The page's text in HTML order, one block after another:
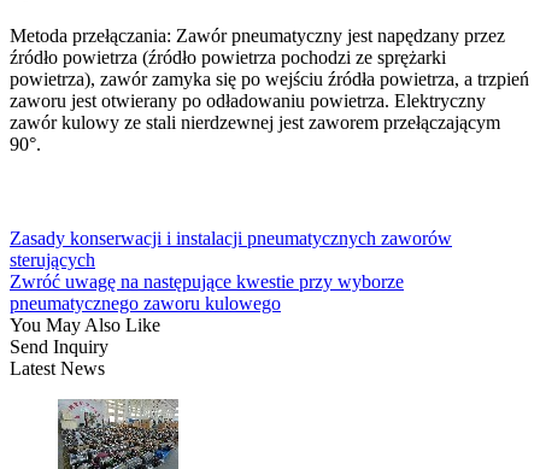
Metoda przełączania: Zawór pneumatyczny jest napędzany przez
źródło powietrza (źródło powietrza pochodzi ze sprężarki
powietrza), zawór zamyka się po wejściu źródła powietrza, a trzpień
zaworu jest otwierany po odładowaniu powietrza. Elektryczny
zawór kulowy ze stali nierdzewnej jest zaworem przełączającym
90°.
Zasady konserwacji i instalacji pneumatycznych zaworów
sterujących
Zwróć uwagę na następujące kwestie przy wyborze
pneumatycznego zaworu kulowego
You May Also Like
Send Inquiry
Latest News